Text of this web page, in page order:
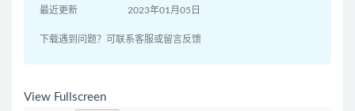
最近更新 2023年01月05日
下载遇到问题？可联系客服或留言反馈
View Fullscreen